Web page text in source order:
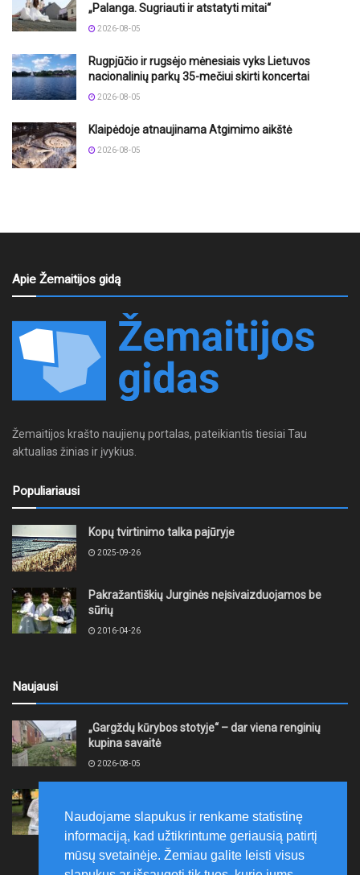
„Palanga. Sugriauti ir atstatyti mitai“
2026-08-05
Rugpjūčio ir rugsėjo mėnesiais vyks Lietuvos
nacionalinių parkų 35-mečiui skirti koncertai
2026-08-05
Klaipėdoje atnaujinama Atgimimo aikštė
2026-08-05
Apie Žemaitijos gidą
Žemaitijos krašto naujienų portalas, pateikiantis tiesiai Tau
aktualias žinias ir įvykius.
Populiariausi
Kopų tvirtinimo talka pajūryje
2025-09-26
Pakražantiškių Jurginės neįsivaizduojamos be
sūrių
2016-04-26
Naujausi
„Gargždų kūrybos stotyje“ – dar viena renginių
kupina savaitė
2026-08-05
papuošė trys nauji kūriniai
2026-08-05
Naudojame slapukus ir renkame statistinę
informaciją, kad užtikrintume geriausią patirtį
mūsų svetainėje. Žemiau galite leisti visus